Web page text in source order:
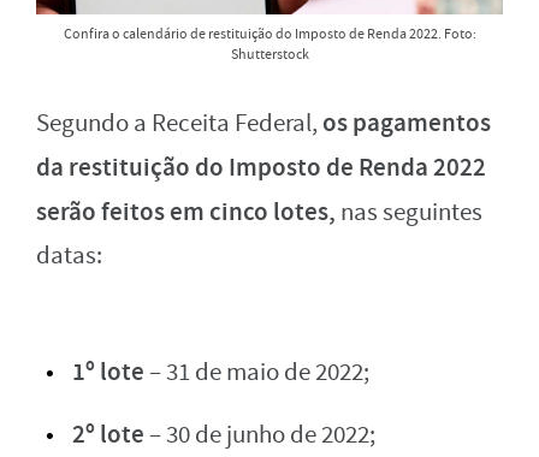
Confira o calendário de restituição do Imposto de Renda 2022. Foto:
Shutterstock
Segundo a Receita Federal, os pagamentos
da restituição do Imposto de Renda 2022
serão feitos em cinco lotes, nas seguintes
datas:
1º lote– 31 de maio de 2022;
2º lote– 30 de junho de 2022;